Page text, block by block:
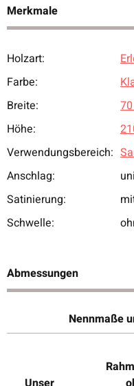
Merkmale
Produkteigenschaft
Wert
Holzart:
Farbe:
Breite:
Höhe:
Verwendungsbereich:
Anschlag:
Satinierung:
Schwelle:
Abmessungen
Nennmaße